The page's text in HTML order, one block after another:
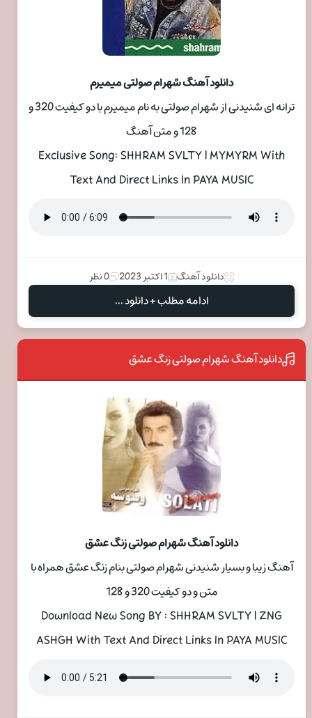
دانلود آهنگ شهرام صولتی میمیرم
ترانه ای شنیدنی از شهرام صولتی به نام میمیرم با دو کیفیت 320 و
128 و متن آهنگ
Exclusive Song: SHHRAM SVLTY | MYMYRM With
Text And Direct Links In PAYA MUSIC
دانلود آهنگ 1 اکتبر 2023 0 نظر
ادامه مطلب + دانلود ...
دانلود آهنگ شهرام صولتی زنگ عشق
دانلود آهنگ شهرام صولتی زنگ عشق
آهنگ زیبا و بسیار شنیدنی شهرام صولتی بنام زنگ عشق همراه با
متن و دو کیفیت 320 و 128
Download New Song BY : SHHRAM SVLTY | ZNG
ASHGH With Text And Direct Links In PAYA MUSIC